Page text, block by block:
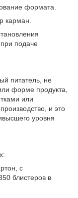
формата.
карман.
подаче
питатель, не
форме продукта,
или
и это
уровня
с
блистеров в